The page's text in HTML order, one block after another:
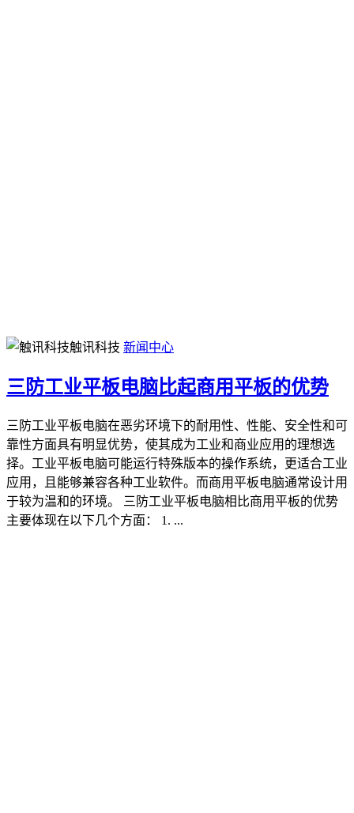
触讯科技 新闻中心
三防工业平板电脑比起商用平板的优势
三防工业平板电脑在恶劣环境下的耐用性、性能、安全性和可
靠性方面具有明显优势，使其成为工业和商业应用的理想选
择。工业平板电脑可能运行特殊版本的操作系统，更适合工业
应用，且能够兼容各种工业软件。而商用平板电脑通常设计用
于较为温和的环境。 三防工业平板电脑相比商用平板的优势
主要体现在以下几个方面： 1. ...